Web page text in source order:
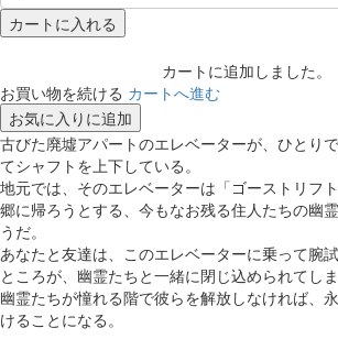
カートに入れる
カートに追加しました。
お買い物を続ける カートへ進む
お気に入りに追加
古びた廃墟アパートのエレベーターが、ひとり
てシャフトを上下している。
地元では、そのエレベーターは「ゴーストリフ
郷に帰ろうとする、今もなお残る住人たちの幽
うだ。
あなたと友達は、このエレベーターに乗って腕
ところが、幽霊たちと一緒に閉じ込められてしま
幽霊たちが憧れる階で彼らを解放しなければ、
けることになる。